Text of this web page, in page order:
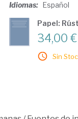
Idiomas: Español
Papel:
34,00 €
Sin